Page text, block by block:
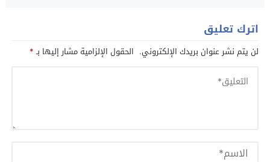
اترك تعليق
لن يتم نشر عنوان بريدك الإلكتروني. الحقول الإلزامية مشار إليها بـ*